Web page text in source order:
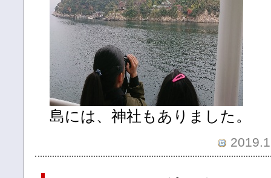
島には、神社もありました。